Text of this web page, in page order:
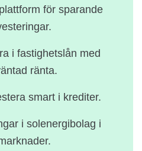
för sparande
i fastighetslån med
ränta.
smart i krediter.
i solenergibolag i